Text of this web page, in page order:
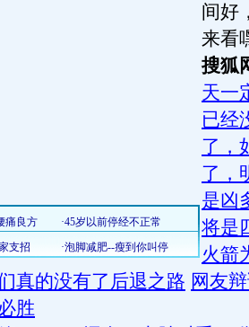
间好
来看
搜狐
天一
已经
了，
了，
是凶
将是
火箭
真的没有了后退之路 网友
胜